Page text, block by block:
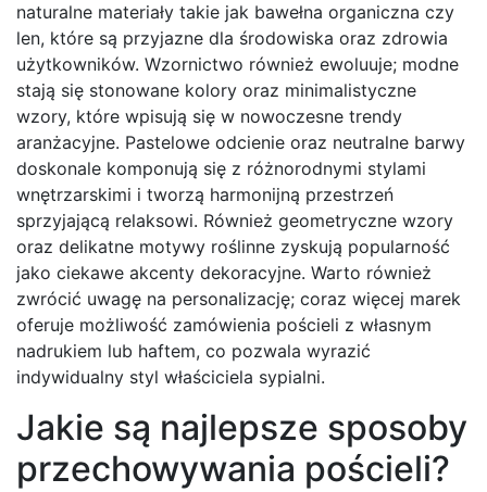
naturalne materiały takie jak bawełna organiczna czy
len, które są przyjazne dla środowiska oraz zdrowia
użytkowników. Wzornictwo również ewoluuje; modne
stają się stonowane kolory oraz minimalistyczne
wzory, które wpisują się w nowoczesne trendy
aranżacyjne. Pastelowe odcienie oraz neutralne barwy
doskonale komponują się z różnorodnymi stylami
wnętrzarskimi i tworzą harmonijną przestrzeń
sprzyjającą relaksowi. Również geometryczne wzory
oraz delikatne motywy roślinne zyskują popularność
jako ciekawe akcenty dekoracyjne. Warto również
zwrócić uwagę na personalizację; coraz więcej marek
oferuje możliwość zamówienia pościeli z własnym
nadrukiem lub haftem, co pozwala wyrazić
indywidualny styl właściciela sypialni.
Jakie są najlepsze sposoby
przechowywania pościeli?